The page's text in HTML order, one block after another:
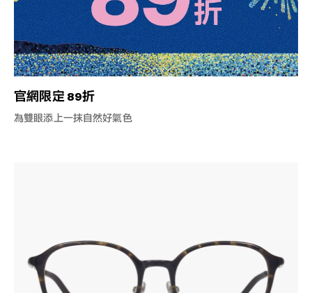
官網限定 89折
為雙眼添上一抹自然好氣色